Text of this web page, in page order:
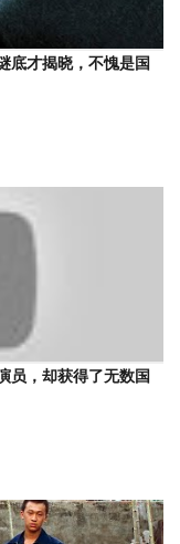
底才揭晓，不愧是国
员，却获得了无数国